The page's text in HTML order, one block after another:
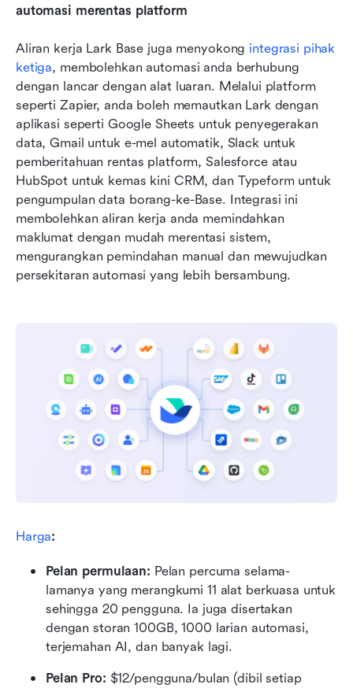
automasi merentas platform
Aliran kerja Lark Base juga menyokong integrasi pihak
ketiga, membolehkan automasi anda berhubung
dengan lancar dengan alat luaran. Melalui platform
seperti Zapier, anda boleh memautkan Lark dengan
aplikasi seperti Google Sheets untuk penyegerakan
data, Gmail untuk e-mel automatik, Slack untuk
pemberitahuan rentas platform, Salesforce atau
HubSpot untuk kemas kini CRM, dan Typeform untuk
pengumpulan data borang-ke-Base. Integrasi ini
membolehkan aliran kerja anda memindahkan
maklumat dengan mudah merentasi sistem,
mengurangkan pemindahan manual dan mewujudkan
persekitaran automasi yang lebih bersambung.
Harga:
Pelan permulaan: Pelan percuma selama-
lamanya yang merangkumi 11 alat berkuasa untuk
sehingga 20 pengguna. Ia juga disertakan
dengan storan 100GB, 1000 larian automasi,
terjemahan AI, dan banyak lagi.
Pelan Pro: $12/pengguna/bulan (dibil setiap